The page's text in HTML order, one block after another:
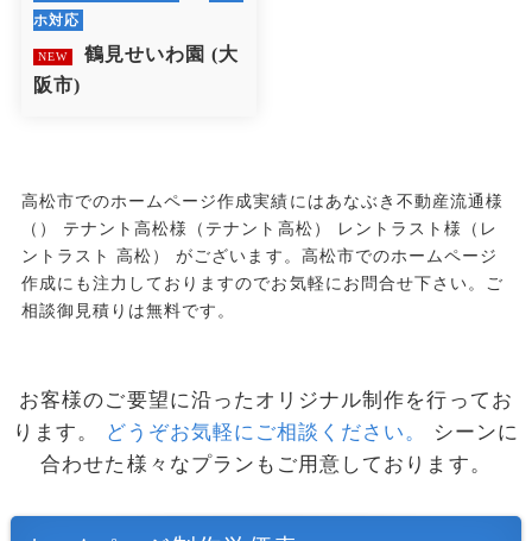
ホ対応
NEW 鶴見せいわ園(大
阪市)
高松市でのホームページ作成実績にはあなぶき不動産流通様
（） テナント高松様（テナント高松） レントラスト様（レ
ントラスト 高松） がございます。高松市でのホームページ
作成にも注力しておりますのでお気軽にお問合せ下さい。ご
相談御見積りは無料です。
お客様のご要望に沿ったオリジナル制作を行ってお
ります。
どうぞお気軽にご相談ください。
シーンに
合わせた様々なプランもご用意しております。